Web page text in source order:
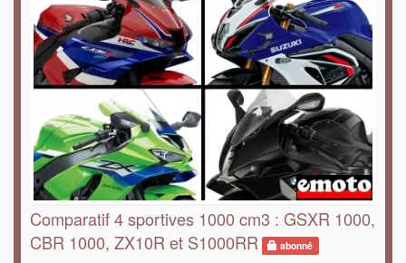
Comparatif 4 sportives 1000 cm3 : GSXR 1000,
CBR 1000, ZX10R et S1000RR
abonné